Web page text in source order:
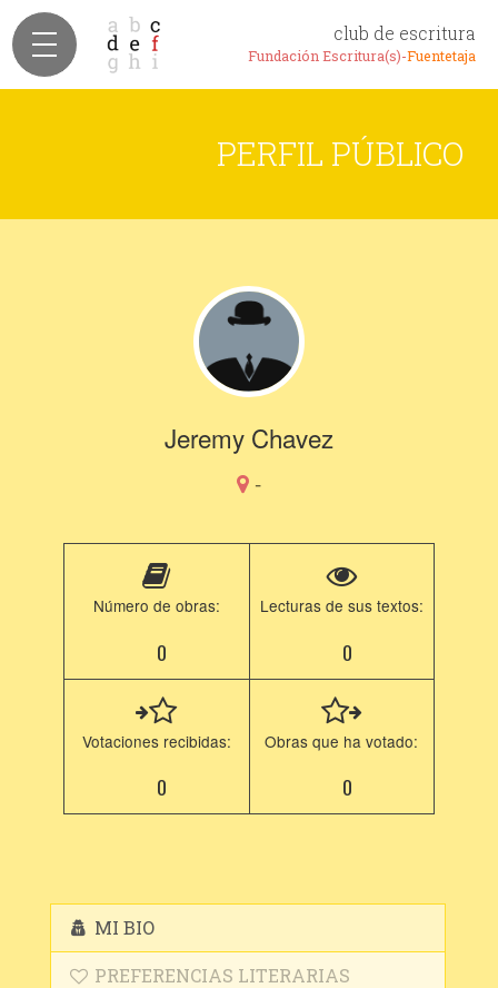
club de escritura
Fundación Escritura(s)-Fuentetaja
PERFIL PÚBLICO
Jeremy Chavez
-
Número de obras:
0
Lecturas de sus textos:
0
Votaciones recibidas:
0
Obras que ha votado:
0
MI BIO
PREFERENCIAS LITERARIAS